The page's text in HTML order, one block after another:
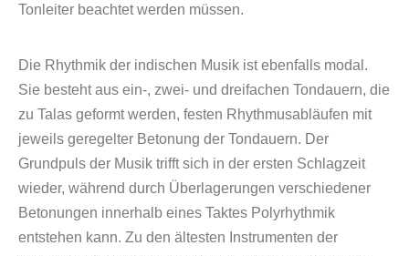
Tonleiter beachtet werden müssen.
Die Rhythmik der indischen Musik ist ebenfalls modal.
Sie besteht aus ein-, zwei- und dreifachen Tondauern, die
zu Talas geformt werden, festen Rhythmusabläufen mit
jeweils geregelter Betonung der Tondauern. Der
Grundpuls der Musik trifft sich in der ersten Schlagzeit
wieder, während durch Überlagerungen verschiedener
Betonungen innerhalb eines Taktes Polyrhythmik
entstehen kann. Zu den ältesten Instrumenten der